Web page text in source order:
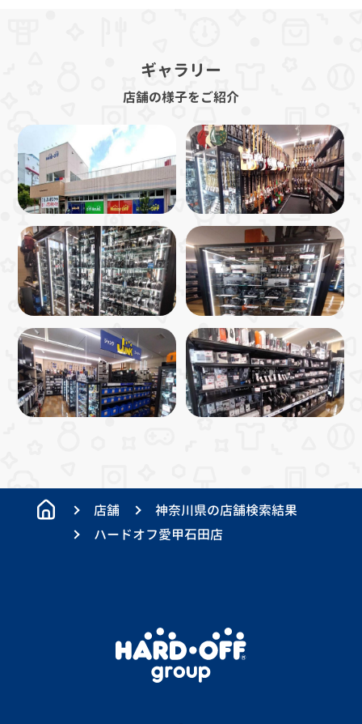
ギャラリー
店舗の様子をご紹介
店舗
神奈川県の店舗検索結果
ハードオフ愛甲石田店